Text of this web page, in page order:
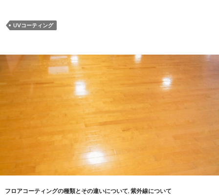
UVコーティング
フロアコーティングの種類とその違いについて, 紫外線について